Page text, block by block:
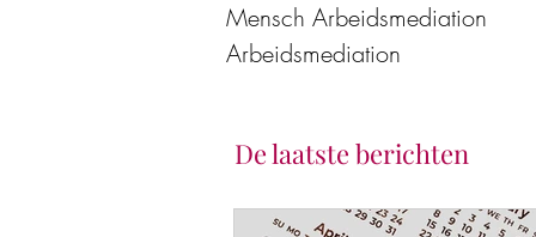
Mensch Arbeidsmediation
Arbeidsmediation
De laatste berichten